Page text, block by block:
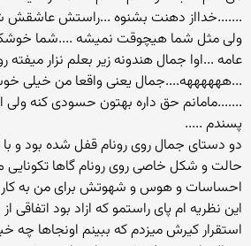
.......خدااز دهنت بشنوه ...راستش عاشقش
ولی مثل شما هیچوقت نمیشه ....شما
عامه ...اوا جمال هندونه زیر بعلم نزار
...ههههههه....جمال یعنی واقعا من خیلی
.......مامانم حق داره بهتون حسودی کنه ولی
پسندم .....
دو دستای جمال روی رونام قفل شده بود و
حالت و شکل خاصی روی رونام گاها تکونایی
احساسات و هوس و شهوتش برای من به کار
این نظریه ام پای راستمو که ازاد بود
استقرار کیرش میزدم که ببینم اونجاها چه